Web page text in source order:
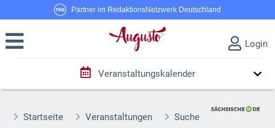
Partner im RedaktionsNetzwerk Deutschland
Login
Veranstaltungskalender
Startseite Veranstaltungen
Suche